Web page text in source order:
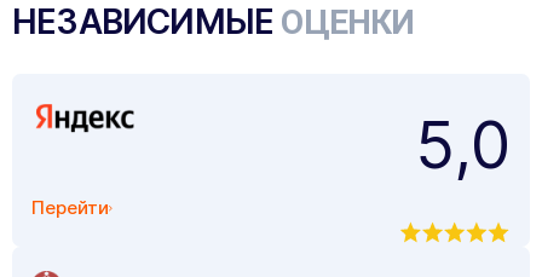
НЕЗАВИСИМЫЕ ОЦЕНКИ
Перейти
5,0